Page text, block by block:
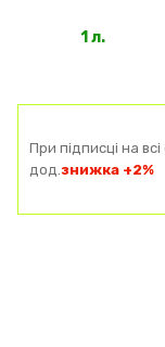
1 л.
При підписці на
дод.знижка +2%